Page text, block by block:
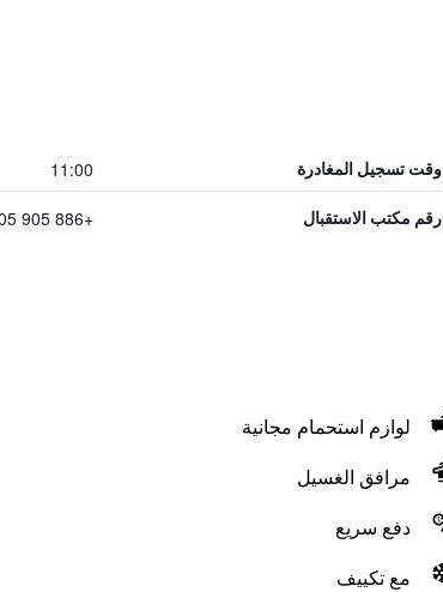
وقت تسجيل المغادرة 11:00
رقم مكتب الاستقبال +886 905 505 755
لوازم استحمام مجانية
مرافق الغسيل
دفع سريع
مع تكييف